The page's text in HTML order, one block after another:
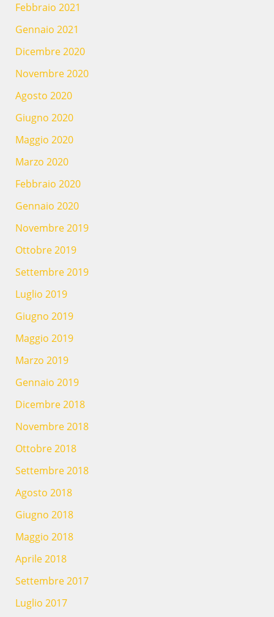
Febbraio 2021
Gennaio 2021
Dicembre 2020
Novembre 2020
Agosto 2020
Giugno 2020
Maggio 2020
Marzo 2020
Febbraio 2020
Gennaio 2020
Novembre 2019
Ottobre 2019
Settembre 2019
Luglio 2019
Giugno 2019
Maggio 2019
Marzo 2019
Gennaio 2019
Dicembre 2018
Novembre 2018
Ottobre 2018
Settembre 2018
Agosto 2018
Giugno 2018
Maggio 2018
Aprile 2018
Settembre 2017
Luglio 2017